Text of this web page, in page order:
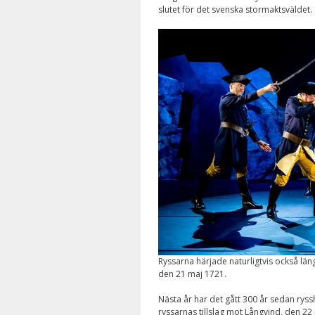
slutet för det svenska stormaktsväldet.
Ryssarna härjade naturligtvis också
den 21 maj 1721.
Nästa år har det gått 300 år sedan
ryssarnas tillslag mot Långvind, den